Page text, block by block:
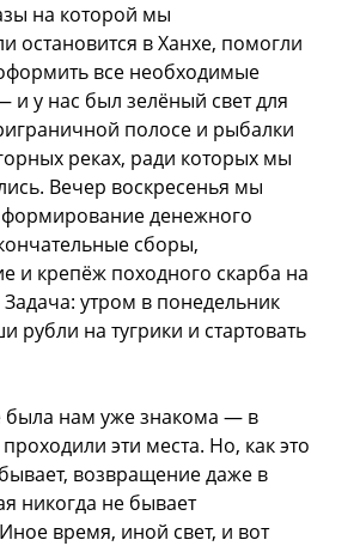
на которой мы
остановится в Ханхе, помогли
все необходимые
у нас был зелёный свет для
полосе и рыбалки
реках, ради которых мы
Вечер воскресенья мы
формирование денежного
сборы,
и крепёж походного скарба на
утром в понедельник
рубли на тугрики и стартовать
была нам уже знакома — в
эти места. Но, как это
возвращение даже в
никогда не бывает
время, иной свет, и вот